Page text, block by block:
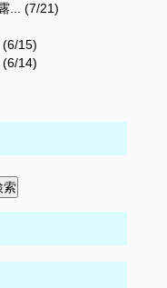
... (7/21)
(6/15)
(6/14)